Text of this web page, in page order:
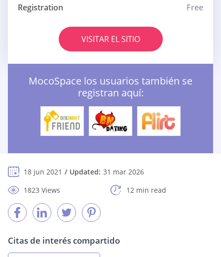
Registration
Free
VISITAR EL SITIO
MocoSpace los usuarios también se
registran aquí:
18 jun 2021 Updated: 31 mar 2026
1823 Views
12 min read
Citas de interés compartido